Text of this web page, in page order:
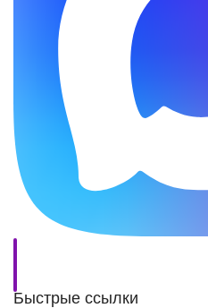
Быстрые ссылки